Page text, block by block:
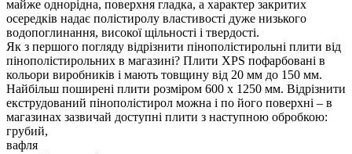
майже однорідна, поверхня гладка, а характер закритих
осередків надає полістиролу властивості дуже низького
водопоглинання, високої щільності і твердості.
Як з першого погляду відрізнити пінополістирольні плити від
пінополістирольних в магазині? Плити XPS пофарбовані в
кольори виробників і мають товщину від 20 мм до 150 мм.
Найбільш поширені плити розміром 600 х 1250 мм. Відрізнити
екструдований пінополістирол можна і по його поверхні – в
магазинах зазвичай доступні плити з наступною обробкою:
грубий,
вафля